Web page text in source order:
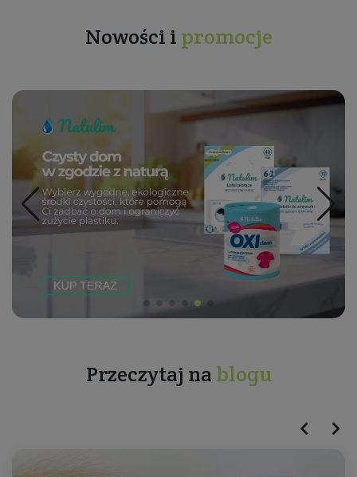
Nowości i promocje
Przeczytaj na blogu